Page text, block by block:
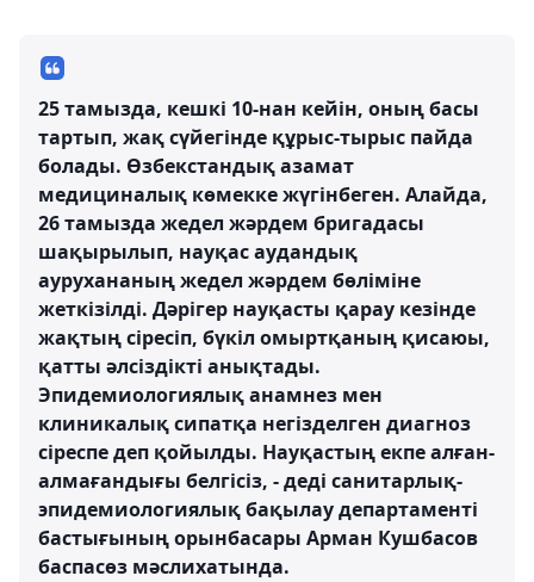
25 тамызда, кешкі 10-нан кейін, оның басы
тартып, жақ сүйегінде құрыс-тырыс пайда
болады. Өзбекстандық азамат
медициналық көмекке жүгінбеген. Алайда,
26 тамызда жедел жәрдем бригадасы
шақырылып, науқас аудандық
аурухананың жедел жәрдем бөліміне
жеткізілді. Дәрігер науқасты қарау кезінде
жақтың сіресіп, бүкіл омыртқаның қисаюы,
қатты әлсіздікті анықтады.
Эпидемиологиялық анамнез мен
клиникалық сипатқа негізделген диагноз
сіреспе деп қойылды. Науқастың екпе алған-
алмағандығы белгісіз, - деді санитарлық-
эпидемиологиялық бақылау департаменті
бастығының орынбасары Арман Кушбасов
баспасөз мәслихатында.